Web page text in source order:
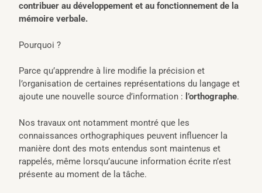
contribuer au développement et au fonctionnement de la
mémoire verbale.
Pourquoi ?
Parce qu’apprendre à lire modifie la précision et
l’organisation de certaines représentations du langage et
ajoute une nouvelle source d’information : l’orthographe.
Nos travaux ont notamment montré que les
connaissances orthographiques peuvent influencer la
manière dont des mots entendus sont maintenus et
rappelés, même lorsqu’aucune information écrite n’est
présente au moment de la tâche.